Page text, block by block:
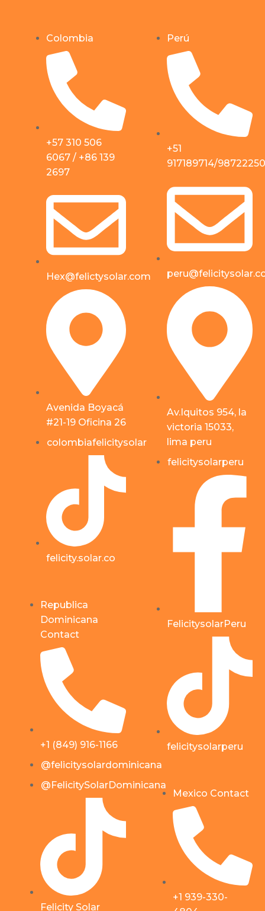
Colombia
+57 310 506
6067 / +86 139
2697
Hex@felictysolar.com
Avenida Boyacá
#21-19 Oficina 26
colombiafelicitysolar
felicity.solar.co
Republica
Dominicana
Contact
+1 (849) 916-1166
@felicitysolardominicana
@FelicitySolarDominicana
Felicity Solar
Perú
+51
917189714/
Av.Iquitos 954, la
victoria 15033,
lima peru
felicitysolarperu
FelicitysolarPeru
felicitysolarperu
Mexico Contact
+1 939-330-